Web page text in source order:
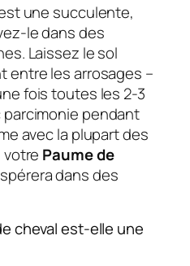
une succulente,
le dans des
Laissez le sol
entre les arrosages –
fois toutes les 2-3
parcimonie pendant
avec la plupart des
Paume de
dans des
cheval est-elle une